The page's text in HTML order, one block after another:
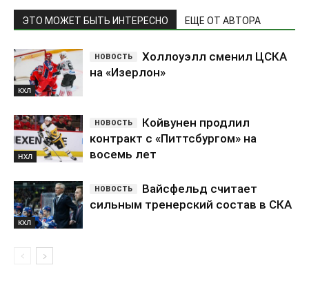
ЭТО МОЖЕТ БЫТЬ ИНТЕРЕСНО ЕЩЕ ОТ АВТОРА
КХЛ
Холлоуэлл сменил ЦСКА
на «Изерлон»
НХЛ
Койвунен продлил
контракт с «Питтсбургом» на
восемь лет
КХЛ
Вайсфельд считает
сильным тренерский состав в СКА